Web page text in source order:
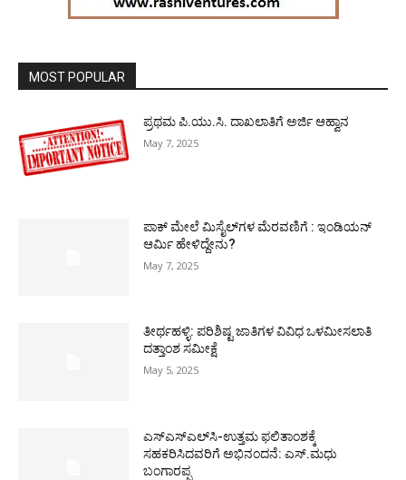
MOST POPULAR
ಪ್ರಥಮ ಪಿ.ಯು.ಸಿ. ದಾಖಲಾತಿಗೆ ಅರ್ಜಿ ಆಹ್ವಾನ
May 7, 2025
ಪಾಕ್​ ಮೇಲೆ ಮಿಸೈಲ್​ಗಳ ಮೆರವಣಿಗೆ : ಇಂಡಿಯನ್
ಆರ್ಮಿ ಹೇಳಿದ್ದೇನು?
May 7, 2025
ತೀರ್ಥಹಳ್ಳಿ: ಪರಿಶಿಷ್ಟ ಜಾತಿಗಳ ವಿವಿಧ ಒಳಮೀಸಲಾತಿ
ದತ್ತಾಂಶ ಸಮೀಕ್ಷೆ
May 5, 2025
ಎಸ್‌ಎಸ್‌ಎಲ್‌ಸಿ-ಉತ್ತಮ ಫಲಿತಾಂಶಕ್ಕೆ
ಸಹಕರಿಸಿದವರಿಗೆ ಅಭಿನಂದನೆ: ಎಸ್.ಮಧು
ಬಂಗಾರಪ್ಪ